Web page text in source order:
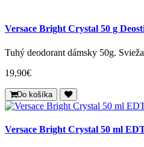
Versace Bright Crystal 50 g
Tuhý deodorant dámsky 50g.
19,90€
Do košíka
Versace Bright Crystal 50 ml